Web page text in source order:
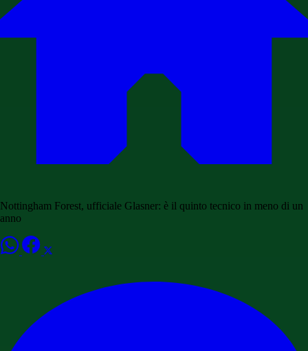
Nottingham Forest, ufficiale Glasner: è il quinto tecnico in meno di un
anno